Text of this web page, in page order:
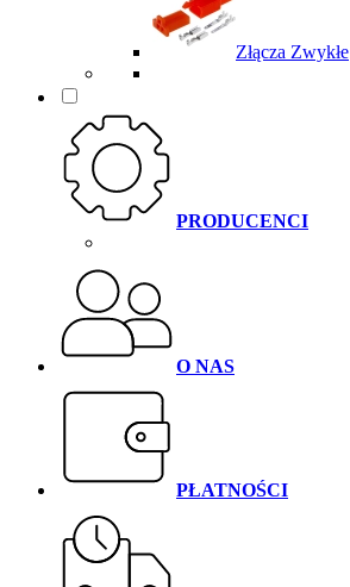
Złącza Zwykłe
PRODUCENCI
O NAS
PŁATNOŚCI